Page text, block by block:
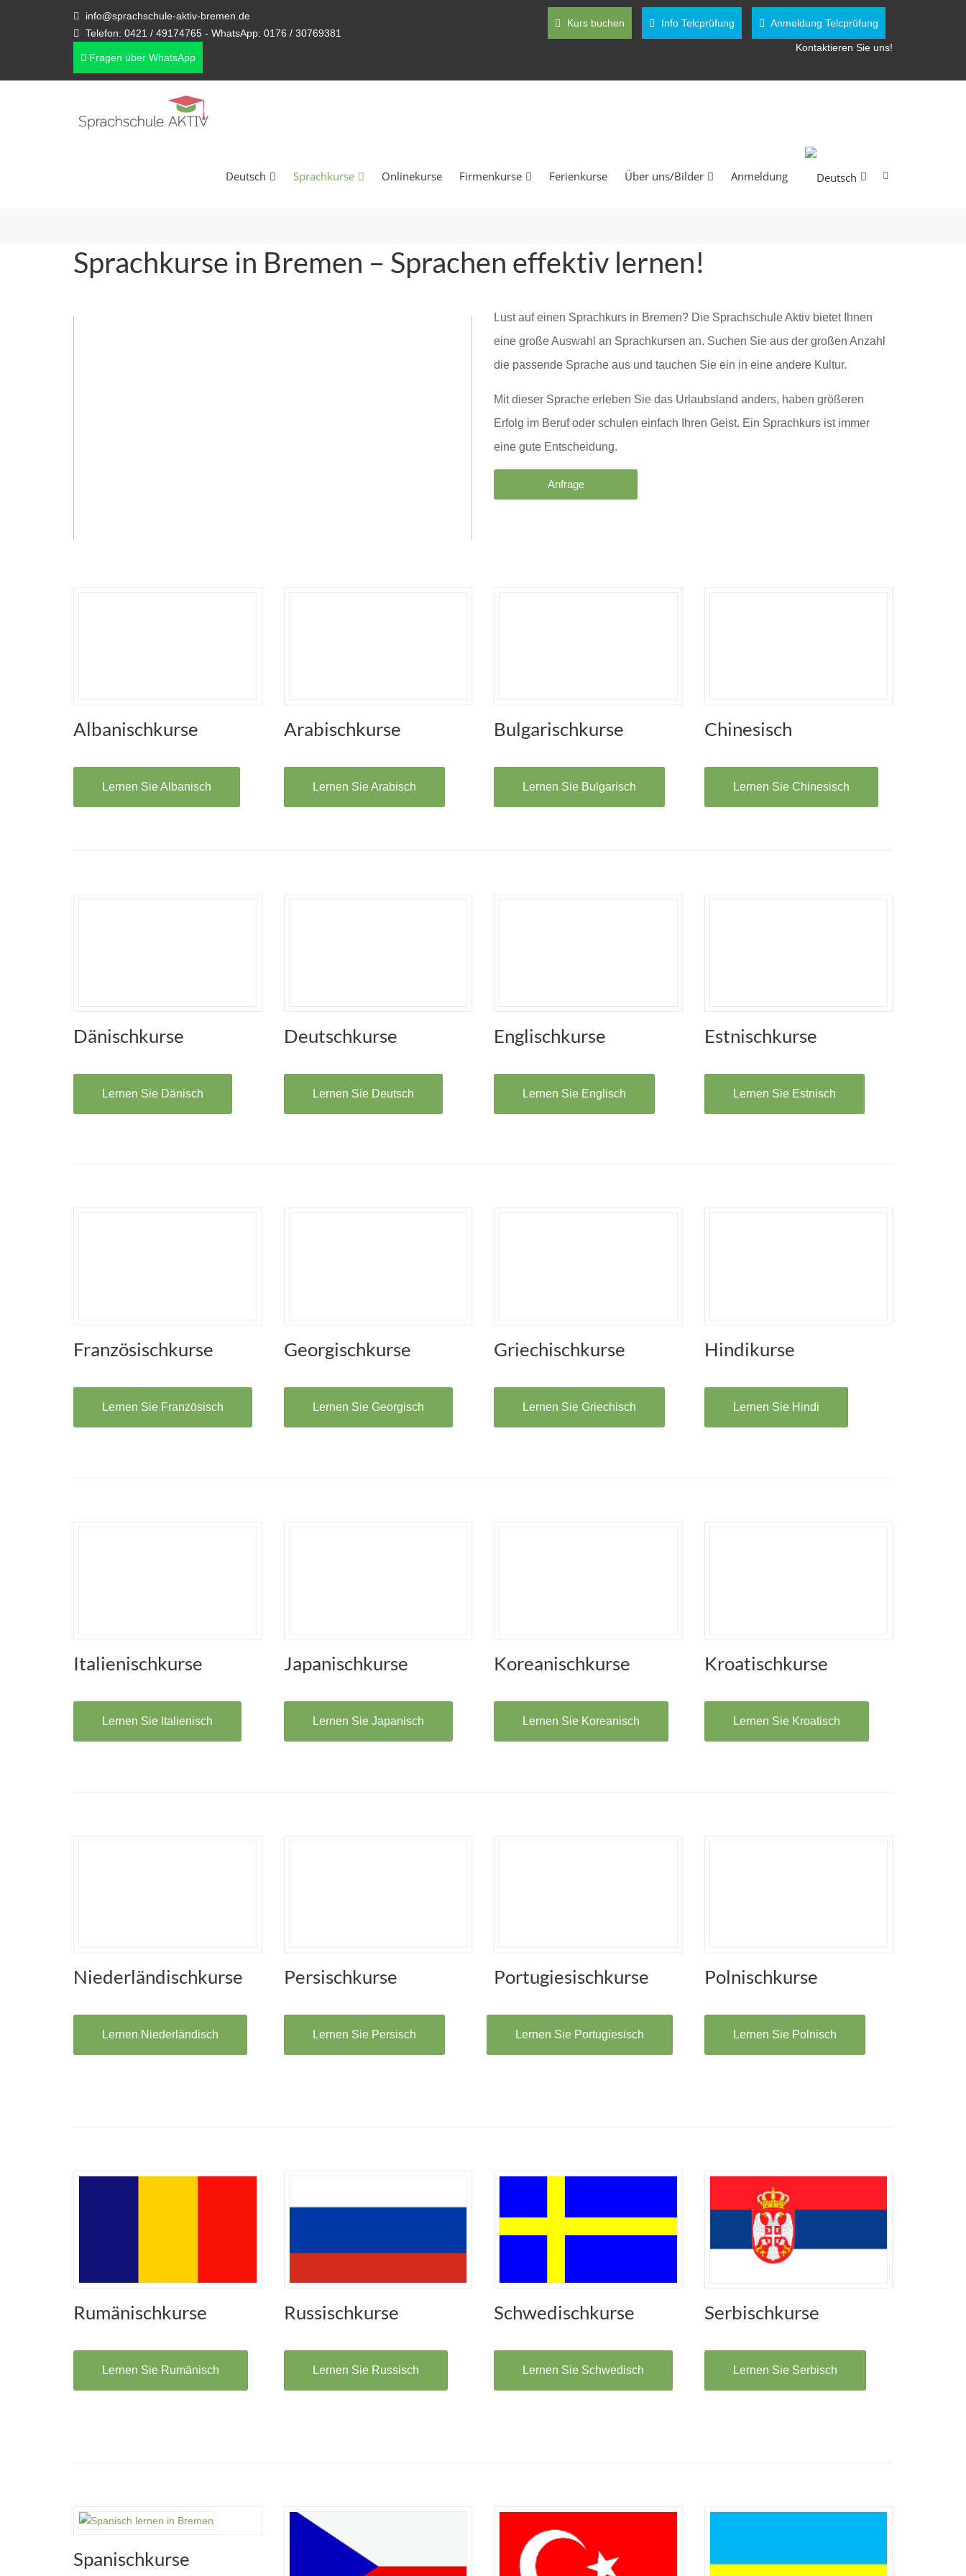
info@sprachschule-aktiv-bremen.de
Telefon: 0421 / 49174765 - WhatsApp: 0176 / 30769381
Fragen über WhatsApp
Kurs buchen Info Telcprüfung Anmeldung Telcprüfung
Kontaktieren Sie uns!
Deutsch Sprachkurse Onlinekurse Firmenkurse Ferienkurse Über uns/Bilder Anmeldung
Sprachkurse in Bremen – Sprachen effektiv lernen!
Lust auf einen Sprachkurs in Bremen? Die Sprachschule Aktiv bietet Ihnen
eine große Auswahl an Sprachkursen an. Suchen Sie aus der großen Anzahl
die passende Sprache aus und tauchen Sie ein in eine andere Kultur.
Mit dieser Sprache erleben Sie das Urlaubsland anders, haben größeren
Erfolg im Beruf oder schulen einfach Ihren Geist. Ein Sprachkurs ist immer
eine gute Entscheidung.
Anfrage
Albanischkurse
Lernen Sie Albanisch
Arabischkurse
Lernen Sie Arabisch
Bulgarischkurse
Lernen Sie Bulgarisch
Chinesisch
Lernen Sie Chinesisch
Dänischkurse
Lernen Sie Dänisch
Deutschkurse
Lernen Sie Deutsch
Englischkurse
Lernen Sie Englisch
Estnischkurse
Lernen Sie Estnisch
Französischkurse
Lernen Sie Französisch
Georgischkurse
Lernen Sie Georgisch
Griechischkurse
Lernen Sie Griechisch
Hindikurse
Lernen Sie Hindi
Italienischkurse
Lernen Sie Italienisch
Japanischkurse
Lernen Sie Japanisch
Koreanischkurse
Lernen Sie Koreanisch
Kroatischkurse
Lernen Sie Kroatisch
Niederländischkurse
Lernen Niederländisch
Persischkurse
Lernen Sie Persisch
Portugiesischkurse
Lernen Sie Portugiesisch
Polnischkurse
Lernen Sie Polnisch
Rumänischkurse
Lernen Sie Rumänisch
Russischkurse
Lernen Sie Russisch
Schwedischkurse
Lernen Sie Schwedisch
Serbischkurse
Lernen Sie Serbisch
Spanischkurse